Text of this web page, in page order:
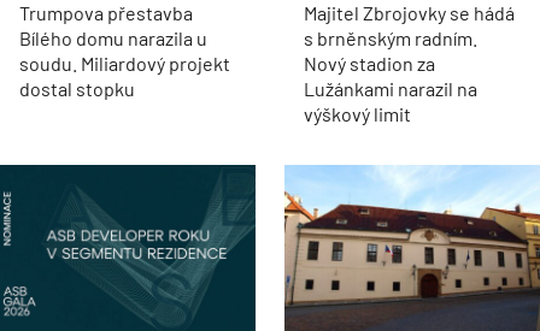
Trumpova přestavba
Bílého domu narazila u
soudu. Miliardový projekt
dostal stopku
Majitel Zbrojovky se hádá
s brněnským radním.
Nový stadion za
Lužánkami narazil na
výškový limit